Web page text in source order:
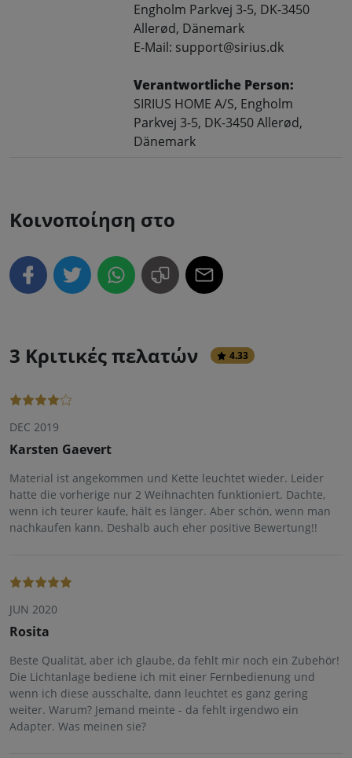
Engholm Parkvej 3-5, DK-3450
Allerød, Dänemark
E-Mail: support@sirius.dk
Verantwortliche Person:
SIRIUS HOME A/S, Engholm
Parkvej 3-5, DK-3450 Allerød,
Dänemark
Κοινοποίηση στο
3 Κριτικές πελατών 4.33
DEC 2019
Karsten Gaevert
Material ist angekommen und Kette leuchtet wieder. Leider
hatte die vorherige nur 2 Weihnachten funktioniert. Dachte,
wenn ich teurer kaufe, hält es länger. Aber schön, wenn man
nachkaufen kann. Deshalb auch eher positive Bewertung!!
JUN 2020
Rosita
Beste Qualität, aber ich glaube, da fehlt mir noch ein Zubehör!
Die Lichtanlage bediene ich mit einer Fernbedienung und
wenn ich diese ausschalte, dann leuchtet es ganz gering
weiter. Warum? Jemand meinte - da fehlt irgendwo ein
Adapter. Was meinen sie?